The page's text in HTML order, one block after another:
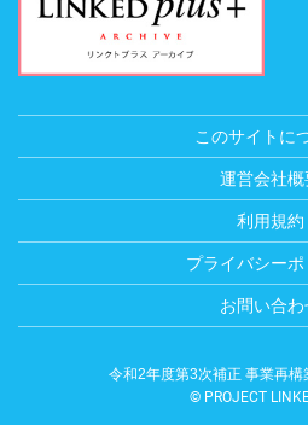
このサイトに
運営会社概
利用規約
プライバシーポ
お問い合わ
令和2年度第3次補正 事業再
© PROJECT